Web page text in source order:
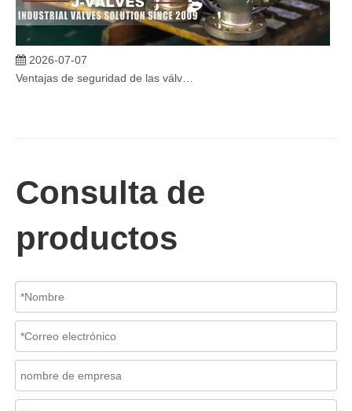
En sistemas industriales críticos, la confiabilidad de las válvulas
2026-07-06
Consulta de
productos